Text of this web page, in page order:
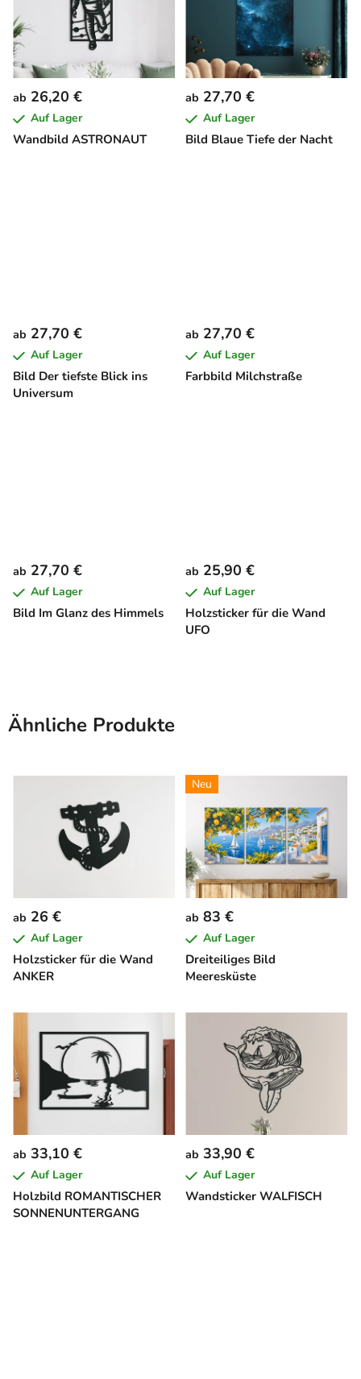
Wandbild ASTRONAUT
ab 26,20 €
Auf Lager
Bild Blaue Tiefe der Nacht
ab 27,70 €
Auf Lager
Bild Der tiefste Blick ins
Universum
ab 27,70 €
Auf Lager
Farbbild Milchstraße
ab 27,70 €
Auf Lager
Bild Im Glanz des Himmels
ab 27,70 €
Auf Lager
Holzsticker für die Wand
UFO
ab 25,90 €
Auf Lager
Ähnliche Produkte
Holzsticker für die Wand
ANKER
ab 26 €
Auf Lager
Neu
Dreiteiliges Bild
Meeresküste
ab 83 €
Auf Lager
Holzbild ROMANTISCHER
SONNENUNTERGANG
ab 33,10 €
Auf Lager
Wandsticker WALFISCH
ab 33,90 €
Auf Lager